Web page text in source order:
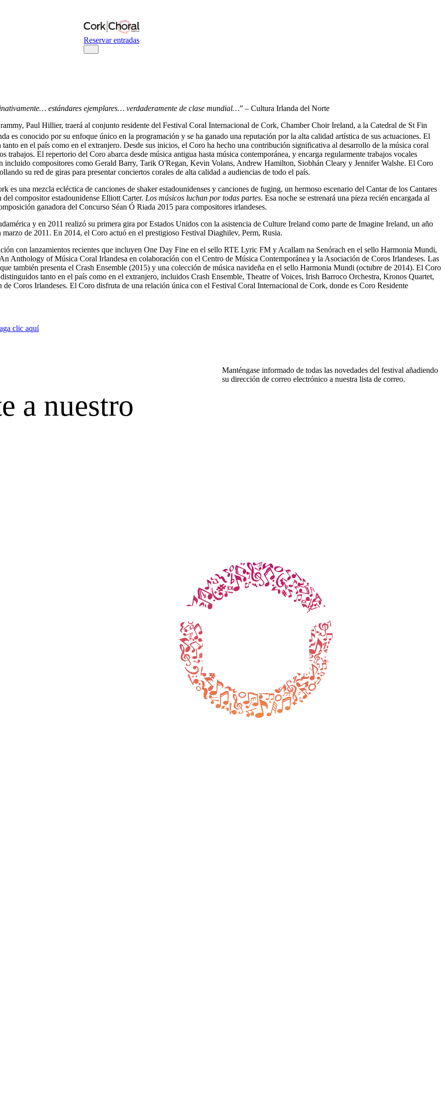
Reservar entradas
estándares ejemplares… verdaderamente de clase mundial…” – Cultura Irlanda del Norte
Paul Hillier, traerá al conjunto residente del Festival Coral Internacional de Cork, Chamber Choir Ireland, a la Catedral de St Fin
es conocido por su enfoque único en la programación y se ha ganado una reputación por la alta calidad artística de sus actuaciones. El
en el país como en el extranjero. Desde sus inicios, el Coro ha hecho una contribución significativa al desarrollo de la música coral
trabajos. El repertorio del Coro abarca desde música antigua hasta música contemporánea, y encarga regularmente trabajos vocales
incluido compositores como Gerald Barry, Tarik O'Regan, Kevin Volans, Andrew Hamilton, Siobhán Cleary y Jennifer Walshe. El Coro
su red de giras para presentar conciertos corales de alta calidad a audiencias de todo el país.
es una mezcla ecléctica de canciones de shaker estadounidenses y canciones de fuging, un hermoso escenario del Cantar de los Cantares
compositor estadounidense Elliott Carter. Los músicos luchan por todas partes. Esa noche se estrenará una pieza recién encargada al
ganadora del Concurso Séan Ó Riada 2015 para compositores irlandeses.
y en 2011 realizó su primera gira por Estados Unidos con la asistencia de Culture Ireland como parte de Imagine Ireland, un año
de 2011. En 2014, el Coro actuó en el prestigioso Festival Diaghilev, Perm, Rusia.
con lanzamientos recientes que incluyen One Day Fine en el sello RTE Lyric FM y Acallam na Senórach en el sello Harmonia Mundi,
Anthology of Música Coral Irlandesa en colaboración con el Centro de Música Contemporánea y la Asociación de Coros Irlandeses. Las
también presenta el Crash Ensemble (2015) y una colección de música navideña en el sello Harmonia Mundi (octubre de 2014). El Coro
tanto en el país como en el extranjero, incluidos Crash Ensemble, Theatre of Voices, Irish Barroco Orchestra, Kronos Quartet,
Coros Irlandeses. El Coro disfruta de una relación única con el Festival Coral Internacional de Cork, donde es Coro Residente
clic aquí
a nuestro
Manténgase informado de todas las novedades del festival añadiendo
su dirección de correo electrónico a nuestra lista de correo.